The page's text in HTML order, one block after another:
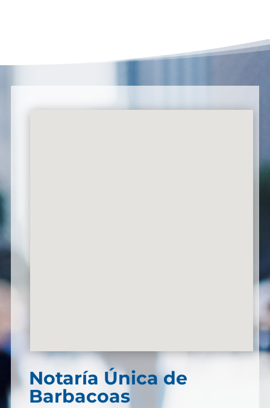
Notaría Única de
Barbacoas